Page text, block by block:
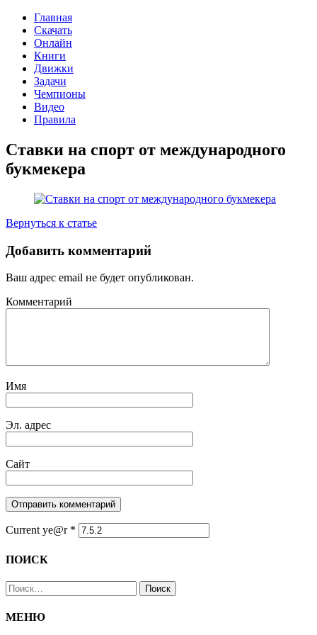
Главная
Скачать
Онлайн
Книги
Движки
Задачи
Чемпионы
Видео
Правила
Ставки на спорт от международного
букмекера
Вернуться к статье
Добавить комментарий
Ваш адрес email не будет опубликован.
Комментарий
Имя
Эл. адрес
Сайт
Current ye@r *
ПОИСК
Найти:
МЕНЮ